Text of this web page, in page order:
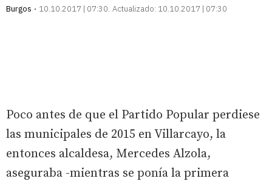
Burgos
10.10.2017 | 07:30 Actualizado: 10.10.2017 | 07:30
Poco antes de que el Partido Popular perdiese
las municipales de 2015 en Villarcayo, la
entonces alcaldesa, Mercedes Alzola,
aseguraba -mientras se ponía la primera